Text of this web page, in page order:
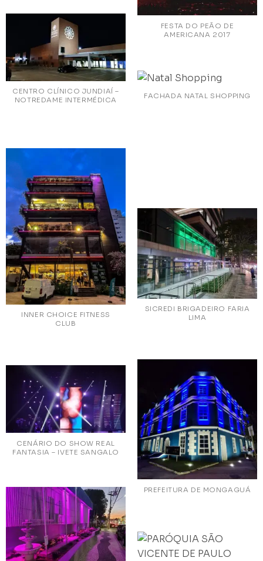
FESTA DO PEÃO DE
AMERICANA 2017
CENTRO CLÍNICO JUNDIAÍ –
NOTREDAME INTERMÉDICA
FACHADA NATAL SHOPPING
INNER CHOICE FITNESS
CLUB
SICREDI BRIGADEIRO FARIA
LIMA
PREFEITURA DE MONGAGUÁ
CENÁRIO DO SHOW REAL
FANTASIA – IVETE SANGALO